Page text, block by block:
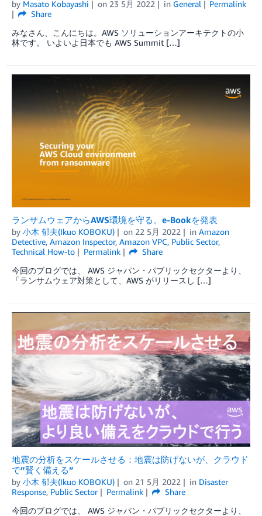
by Masato Kobayashi on 23 5月 2022 in General
Permalink
Share
みなさん、こんにちは。AWS ソリューションアーキテクトの小
林です。 いよいよ日本でも AWS Summit […]
ランサムウェアからAWS環境を守る。e-Bookを発表
by 小木 郁夫(Ikuo KOBOKU) on 22 5月 2022 in Amazon
Detective, Amazon Inspector, Amazon VPC, Public Sector,
Technical How-to
Permalink
Share
今回のブログでは、 AWS ジャパン・パブリックセクターより、
「ランサムウェア対策として、AWS がリリースし […]
地震の分析をスケールさせる：地震は防げないが、クラウド
で”賢く備える”
by 小木 郁夫(Ikuo KOBOKU) on 21 5月 2022 in Disaster
Response, Public Sector Permalink
Share
今回のブログでは、 AWS ジャパン・パブリックセクターより、